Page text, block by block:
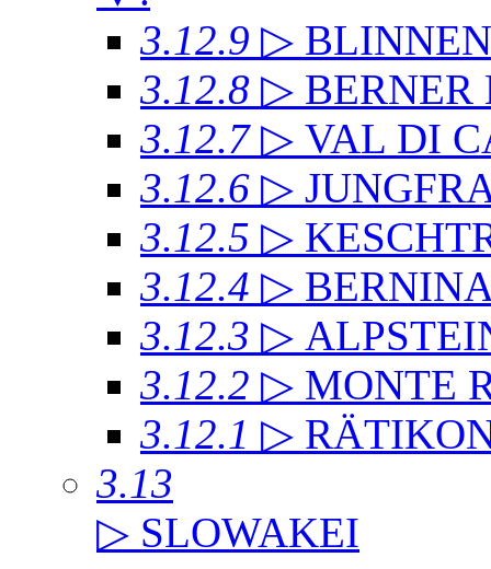
3.12.9 ▷
3.12.8 ▷ BERNER
3.12.7 ▷ VAL DI
3.12.6 ▷
3.12.5 ▷
3.12.4 ▷
3.12.3 ▷
3.12.2 ▷ MONTE
3.12.1 ▷
3.13
▷ SLOWAKEI